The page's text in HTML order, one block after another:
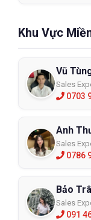
Light +
4500501
XEM CHI TIẾT
Khu Vực
Vũ
Sales
0703
Anh
Sales
0786
Bảo
Sales
091